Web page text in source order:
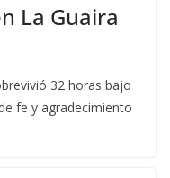
La Guaira
32 horas bajo
fe y agradecimiento